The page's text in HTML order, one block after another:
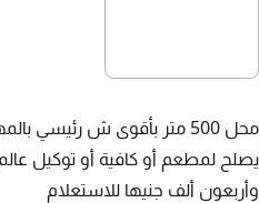
محل 500 متر بأقوى ش رئيسي
وأربعون ألف جنيها للاستعلام